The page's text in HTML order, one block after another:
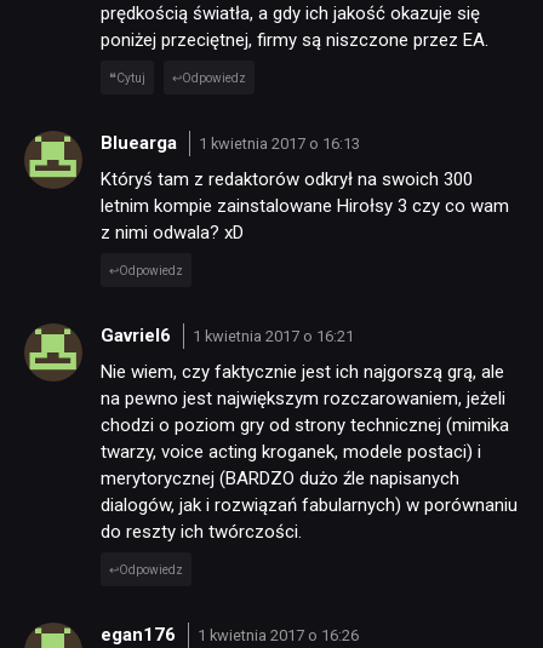
prędkością światła, a gdy ich jakość okazuje się
poniżej przeciętnej, firmy są niszczone przez EA.
Cytuj Odpowiedz
Bluearga 1 kwietnia 2017 o 16:13
Któryś tam z redaktorów odkrył na swoich 300
letnim kompie zainstalowane Hirołsy 3 czy co wam
z nimi odwala? xD
Odpowiedz
Gavriel6 1 kwietnia 2017 o 16:21
Nie wiem, czy faktycznie jest ich najgorszą grą, ale
na pewno jest największym rozczarowaniem, jeżeli
chodzi o poziom gry od strony technicznej (mimika
twarzy, voice acting kroganek, modele postaci) i
merytorycznej (BARDZO dużo źle napisanych
dialogów, jak i rozwiązań fabularnych) w porównaniu
do reszty ich twórczości.
Odpowiedz
egan176 1 kwietnia 2017 o 16:26